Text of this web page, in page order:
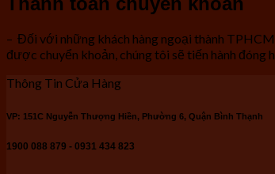
– Đối với những khách hàng ngoại thành
được chuyển khoản, chúng tôi sẽ tiến hành đóng
Thông Tin Cửa Hàng
VP: 151C Nguyễn Thượng Hiền, Phường 6, Quận Bình Thạnh
1900 088 879 - 0931 434 823